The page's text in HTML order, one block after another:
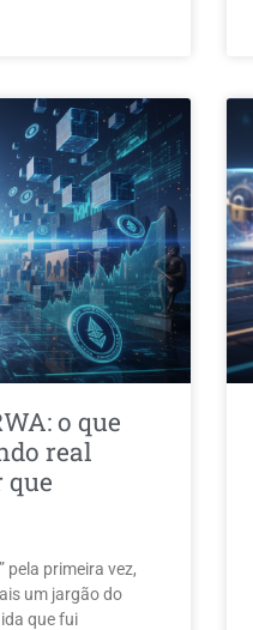
o que
real
que
pela primeira vez,
um jargão do
que fui